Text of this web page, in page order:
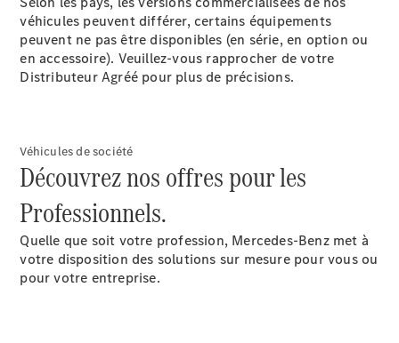
véhicules peuvent différer, certains équipements
peuvent ne pas être disponibles (en série, en option ou
en accessoire). Veuillez-vous rapprocher de votre
Distributeur Agréé pour plus de précisions.
Véhicules de société
Découvrez nos offres pour les
Professionnels.
Quelle que soit votre profession, Mercedes-Benz met à
votre disposition des solutions sur mesure pour vous ou
pour votre entreprise.